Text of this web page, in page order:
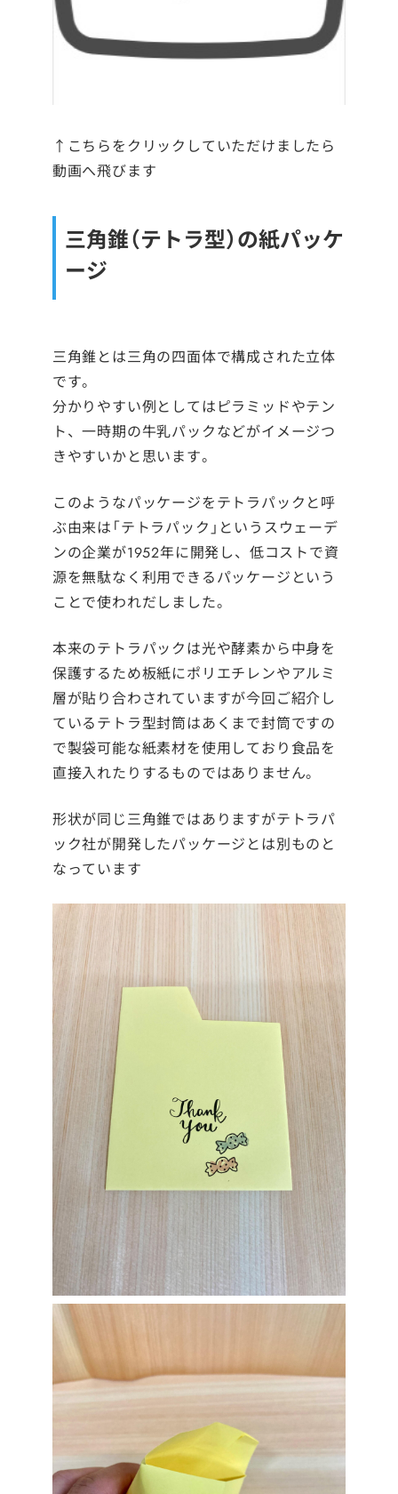
↑こちらをクリックしていただけましたら
動画へ飛びます
三角錐（テトラ型）の紙パッケ
ージ
三角錐とは三角の四面体で構成された立体
です。
分かりやすい例としてはピラミッドやテン
ト、一時期の牛乳パックなどがイメージつ
きやすいかと思います。
このようなパッケージをテトラパックと呼
ぶ由来は「テトラパック」というスウェーデ
ンの企業が1952年に開発し、低コストで資
源を無駄なく利用できるパッケージという
ことで使われだしました。
本来のテトラパックは光や酵素から中身を
保護するため板紙にポリエチレンやアルミ
層が貼り合わされていますが今回ご紹介し
ているテトラ型封筒はあくまで封筒ですの
で製袋可能な紙素材を使用しており食品を
直接入れたりするものではありません。
形状が同じ三角錐ではありますがテトラパ
ック社が開発したパッケージとは別ものと
なっています